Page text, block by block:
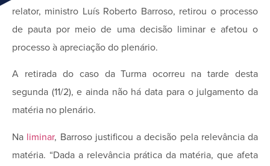
relator, ministro Luís Roberto Barroso, retirou o processo
de pauta por meio de uma decisão liminar e afetou o
processo à apreciação do plenário.
A retirada do caso da Turma ocorreu na tarde desta
segunda (11/2), e ainda não há data para o julgamento da
matéria no plenário.
Na liminar, Barroso justificou a decisão pela relevância da
matéria. “Dada a relevância prática da matéria, que afeta